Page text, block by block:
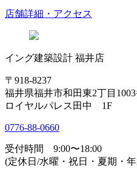
店舗詳細・アクセス
イング建築設計 福井店
〒918-8237
福井県福井市和田東2丁目
ロイヤルパレス田中 1F
0776-88-0660
受付時間 9:00〜18:00
(定休日/水曜・祝日・夏期・